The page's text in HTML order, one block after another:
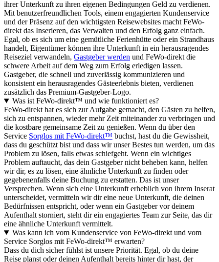
ihrer Unterkunft zu ihren eigenen Bedingungen Geld zu verdienen.
Mit benutzerfreundlichen Tools, einem engagierten Kundenservice
und der Präsenz auf den wichtigsten Reisewebsites macht FeWo-
direkt das Inserieren, das Verwalten und den Erfolg ganz einfach.
Egal, ob es sich um eine gemütliche Ferienhütte oder ein Strandhaus
handelt, Eigentümer können ihre Unterkunft in ein herausragendes
Reiseziel verwandeln, Gastgeber werden und FeWo-direkt die
schwere Arbeit auf dem Weg zum Erfolg erledigen lassen.
Gastgeber, die schnell und zuverlässig kommunizieren und
konsistent ein herausragendes Gästeerlebnis bieten, verdienen
zusätzlich das Premium-Gastgeber-Logo.
Was ist FeWo-direkt™ und wie funktioniert es?
FeWo-direkt hat es sich zur Aufgabe gemacht, den Gästen zu helfen,
sich zu entspannen, wieder mehr Zeit miteinander zu verbringen und
die kostbare gemeinsame Zeit zu genießen. Wenn du über den
Service Sorglos mit FeWo-direkt™ buchst, hast du die Gewissheit,
dass du geschützt bist und dass wir unser Bestes tun werden, um das
Problem zu lösen, falls etwas schiefgeht. Wenn ein wichtiges
Problem auftaucht, das dein Gastgeber nicht beheben kann, helfen
wir dir, es zu lösen, eine ähnliche Unterkunft zu finden oder
gegebenenfalls deine Buchung zu erstatten. Das ist unser
Versprechen. Wenn sich eine Unterkunft erheblich von ihrem Inserat
unterscheidet, vermitteln wir dir eine neue Unterkunft, die deinen
Bedürfnissen entspricht, oder wenn ein Gastgeber vor deinem
Aufenthalt storniert, steht dir ein engagiertes Team zur Seite, das dir
eine ähnliche Unterkunft vermittelt.
Was kann ich vom Kundenservice von FeWo-direkt und vom
Service Sorglos mit FeWo-direkt™ erwarten?
Dass du dich sicher fühlst ist unsere Priorität. Egal, ob du deine
Reise planst oder deinen Aufenthalt bereits hinter dir hast, der